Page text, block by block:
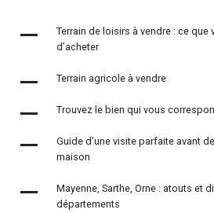
Terrain de loisirs à vendre : ce que
d’acheter
Terrain agricole à vendre
Trouvez le bien qui vous
Guide d’une visite parfaite avant
maison
Mayenne, Sarthe, Orne : atouts et
départements